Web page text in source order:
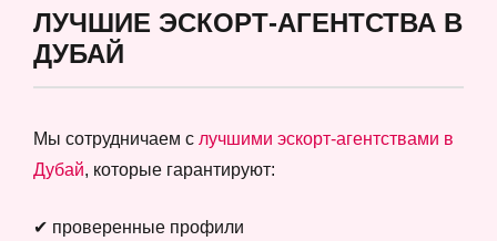
ЛУЧШИЕ ЭСКОРТ-АГЕНТСТВА В
ДУБАЙ
Мы сотрудничаем с лучшими эскорт-агентствами в
Дубай, которые гарантируют:
✔ проверенные профили